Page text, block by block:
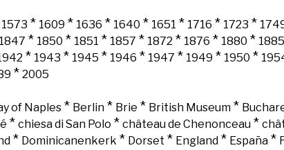
1573 * 1609 * 1636 * 1640 * 1651 * 1716 * 1723 *
1847 * 1850 * 1851 * 1857 * 1872 * 1876 * 1880 * 1885
* 1943 * 1945 * 1946 * 1947 * 1949 * 1950 *
* 2005
of Naples* Berlin* Brie * British Museum*
* chiesa di San Polo * château de Chenonceau*
* Dominicanenkerk * Dorset * England * España *